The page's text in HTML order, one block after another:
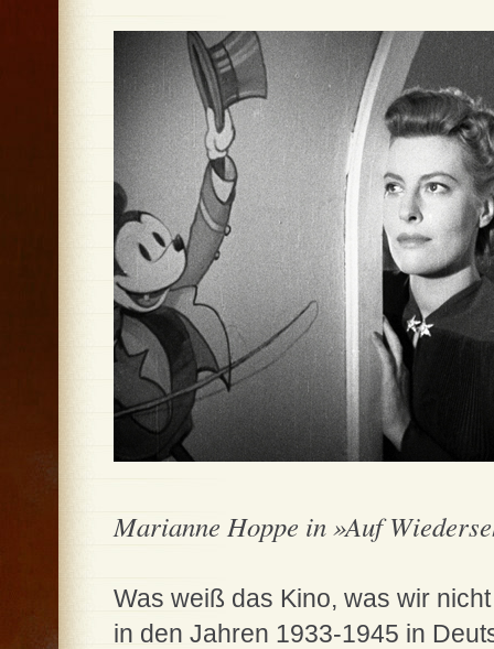
Marianne Hoppe in »Auf
Was weiß das Kino, was wir
in den Jahren 1933-1945 in